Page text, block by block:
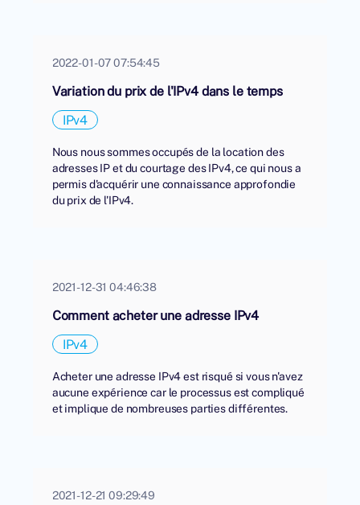
2022-01-07 07:54:45
Variation du prix de l'IPv4 dans le temps
IPv4
Nous nous sommes occupés de la location des
adresses IP et du courtage des IPv4, ce qui nous a
permis d'acquérir une connaissance approfondie
du prix de l'IPv4.
2021-12-31 04:46:38
Comment acheter une adresse IPv4
IPv4
Acheter une adresse IPv4 est risqué si vous n'avez
aucune expérience car le processus est compliqué
et implique de nombreuses parties différentes.
2021-12-21 09:29:49